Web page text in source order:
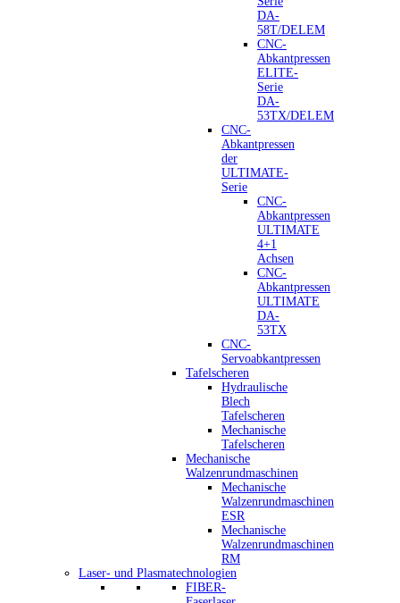
DA-
58T/DELEM
CNC-
Abkantpressen
ELITE-
Serie
DA-
53TX/DELEM
CNC-
Abkantpressen
der
ULTIMATE-
Serie
CNC-
Abkantpressen
ULTIMATE
4+1
Achsen
CNC-
Abkantpressen
ULTIMATE
DA-
53TX
CNC-
Servoabkantpressen
Tafelscheren
Hydraulische
Blech
Tafelscheren
Mechanische
Tafelscheren
Mechanische
Walzenrundmaschinen
Mechanische
Walzenrundmaschinen
ESR
Mechanische
Walzenrundmaschinen
RM
Laser- und Plasmatechnologien
FIBER-